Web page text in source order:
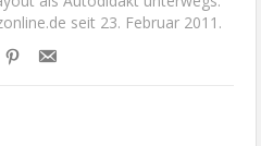
seit 23. Februar 2011.